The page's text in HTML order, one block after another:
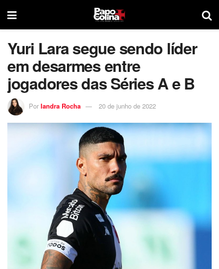
Yuri Lara segue sendo líder
em desarmes entre
jogadores das Séries A e B
Por Iandra Rocha 20 de junho de 2022